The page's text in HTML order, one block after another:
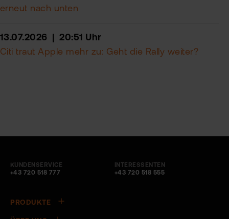
erneut nach unten
13.07.2026 | 20:51 Uhr
Citi traut Apple mehr zu: Geht die Rally weiter?
KUNDENSERVICE
+43 720 518 777
INTERESSENTEN
+43 720 518 555
PRODUKTE